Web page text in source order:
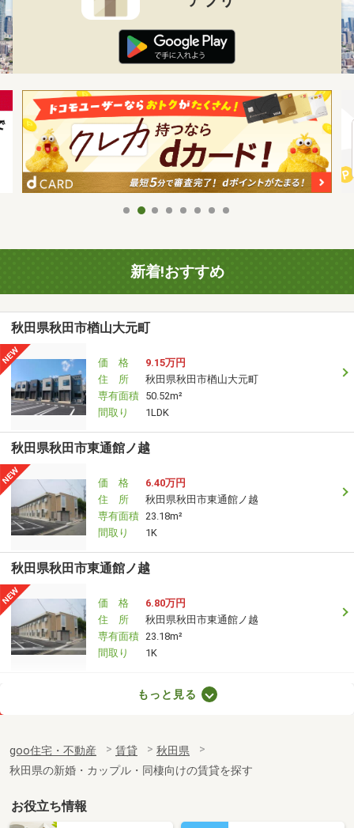
新着!おすすめ
秋田県秋田市楢山大元町
価 格
9.15万円
住 所
秋田県秋田市楢山大元町
専有面積 50.52m²
間取り
1LDK
秋田県秋田市東通館ノ越
価 格
6.40万円
住 所
秋田県秋田市東通館ノ越
専有面積 23.18m²
間取り
1K
秋田県秋田市東通館ノ越
価 格
6.80万円
住 所
秋田県秋田市東通館ノ越
専有面積 23.18m²
間取り
1K
秋田県秋田市御所野堤台２
専有面積
57.25m²
間取り
2LDK
秋田県能代市字鳥小屋
もっと見る
goo住宅・不動産 賃貸
秋田県
秋田県の新婚・カップル・同棲向けの賃貸を探す
お役立ち情報